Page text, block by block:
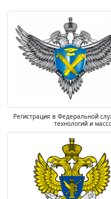
Регистрация в Федеральной
технологий и